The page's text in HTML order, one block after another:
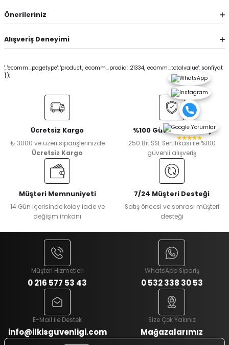
Önerileriniz
Alışveriş Deneyimi
', 'ecomm_pagetype': 'product', 'ecomm_prodid': 21334, 'ecomm_totalvalue': sonfiyat
});
Ücretsiz Kargo
₺ 3000 ve üzeri siparişlerinizde
Ücretsiz Kargo
%100 Güvenli Alışveriş
250 Bit SSL Sertifikası ile %100
güvenli alışveriş
Müşteri Memnuniyeti
14 Gün içerisinde kolay iade ve
değişim imkanı
7/24 Müşteri Desteği
Satış öncesi ve sonrası müşteri
desteği
Müşteri Hizmetleri
0 216 577 53 43
WhatsApp Sipariş
0 532 338 30 53
E-Mail ile Destek
info@ilkisguvenligi.com
Size Çok Yakınız
Mağazalarımız
★★★★★